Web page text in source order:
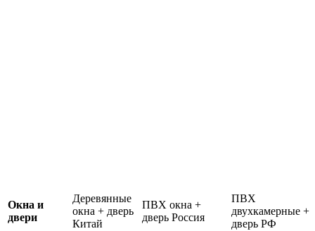
Окна и
двери
Деревянные
окна + дверь
Китай
ПВХ окна +
дверь Россия
ПВХ
двухкамерные +
дверь РФ